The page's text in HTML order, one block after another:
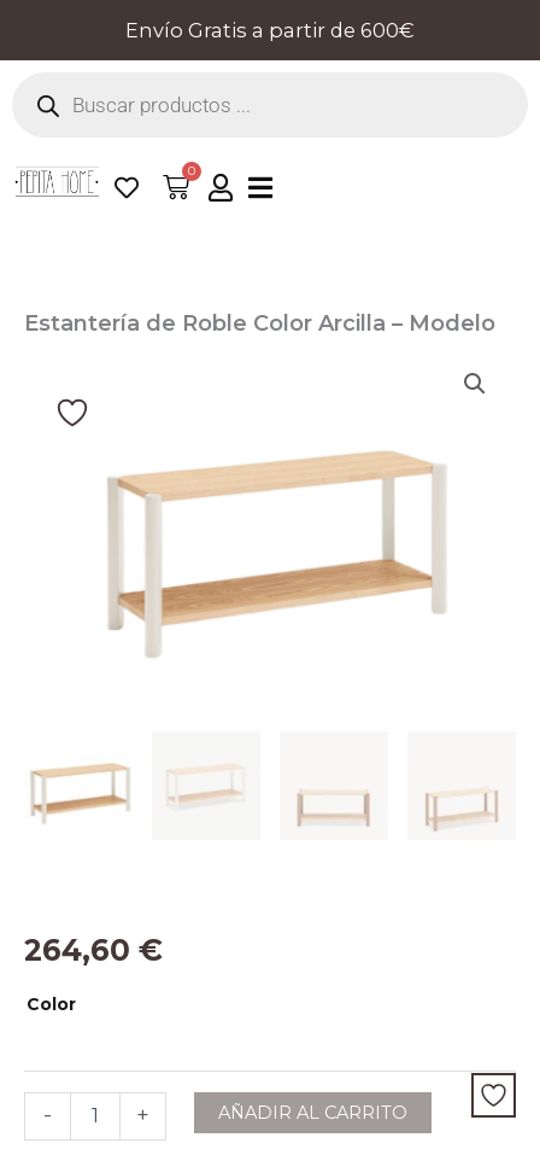
contenido
Envío Gratis a partir de 600€
productos
0
Cart
Estantería de Roble Color Arcilla – Modelo
264,60 €
Color
-
Estantería
Color
Arcilla
Modelo
+ AÑADIR AL CARRITO